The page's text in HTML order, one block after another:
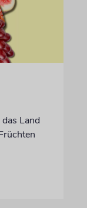
Land